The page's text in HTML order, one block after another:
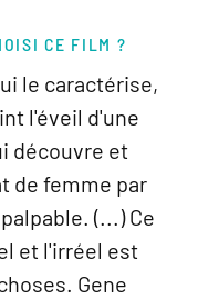
CE FILM ?
le caractérise,
l'éveil d'une
découvre et
de femme par
(...) Ce
et l'irréel est
Gene